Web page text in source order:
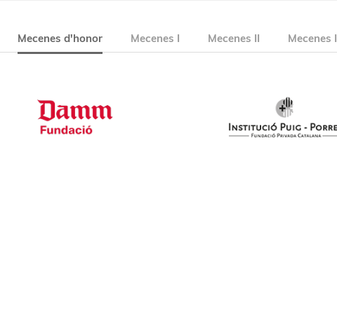
Mecenes d'honor Mecenes I Mecenes II Mecenes